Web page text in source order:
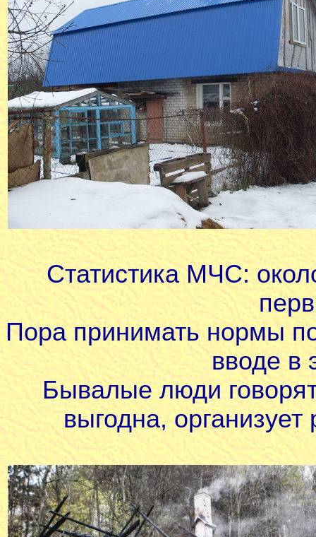
Статистика МЧС:
Пора принимать нормы
вводе в
Бывалые люди
выгодна,